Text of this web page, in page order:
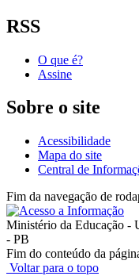
RSS
O que é?
Assine
Sobre o site
Acessibilidade
Mapa do site
Central de
Fim da navegação de
Ministério da Educação -
- PB
Fim do conteúdo da
Voltar para o topo